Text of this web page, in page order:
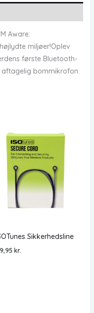
Aware:
miljøer!Oplev
første Bluetooth-
bommikrofon.
Sikkerhedsline
kr.